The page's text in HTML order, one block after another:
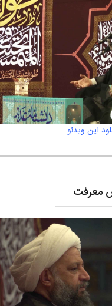
این ویدئو